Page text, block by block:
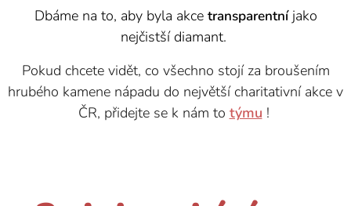
Dbáme na to, aby byla akce transparentní jako
nejčistší diamant.
Pokud chcete vidět, co všechno stojí za broušením
hrubého kamene nápadu do největší charitativní akce v
ČR, přidejte se k nám to týmu !